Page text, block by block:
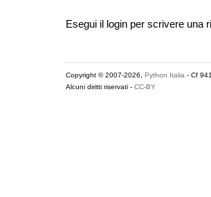
Esegui il login per scrivere una
Copyright © 2007-2026, Python Italia- Cf
Alcuni diritti riservati - CC-BY